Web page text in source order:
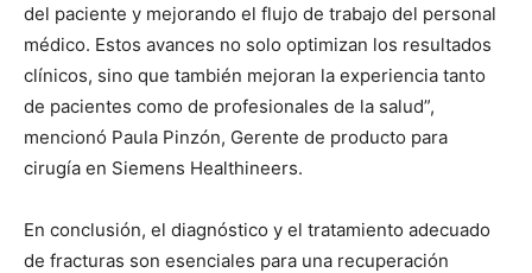
del paciente y mejorando el flujo de trabajo del personal
médico. Estos avances no solo optimizan los resultados
clínicos, sino que también mejoran la experiencia tanto
de pacientes como de profesionales de la salud”,
mencionó Paula Pinzón, Gerente de producto para
cirugía en Siemens Healthineers.
En conclusión, el diagnóstico y el tratamiento adecuado
de fracturas son esenciales para una recuperación